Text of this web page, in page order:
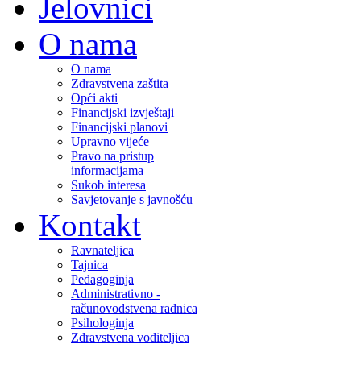
Jelovnici
O nama
O nama
Zdravstvena zaštita
Opći akti
Financijski izvještaji
Financijski planovi
Upravno vijeće
Pravo na pristup
informacijama
Sukob interesa
Savjetovanje s javnošću
Kontakt
Ravnateljica
Tajnica
Pedagoginja
Administrativno -
računovodstvena radnica
Psihologinja
Zdravstvena voditeljica